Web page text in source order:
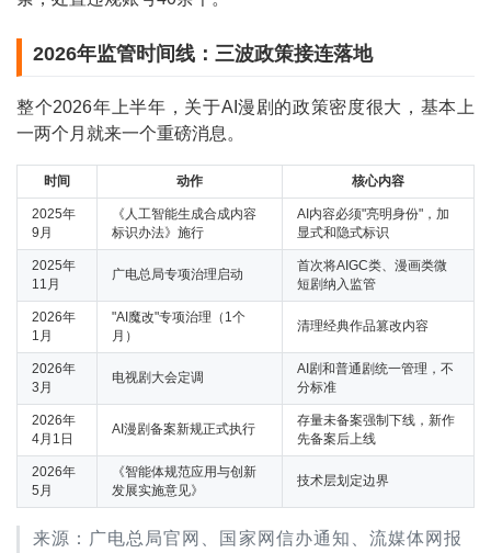
2026年监管时间线：三波政策接连落地
整个2026年上半年，关于AI漫剧的政策密度很大，基本上
一两个月就来一个重磅消息。
时间 动作 核心内容
2025年
9月
《人工智能生成合成内容
标识办法》施行
AI内容必须"亮明身份"，加
显式和隐式标识
2025年
11月
广电总局专项治理启动
首次将AIGC类、漫画类微
短剧纳入监管
2026年
1月
"AI魔改"专项治理（1个
月）
清理经典作品篡改内容
2026年
3月
电视剧大会定调
AI剧和普通剧统一管理，不
分标准
2026年
4月1日
AI漫剧备案新规正式执行
存量未备案强制下线，新作
先备案后上线
2026年
5月
《智能体规范应用与创新
发展实施意见》
技术层划定边界
来源：广电总局官网、国家网信办通知、流媒体网报